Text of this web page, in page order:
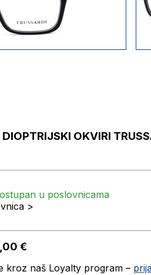
OKVIRI
u poslovnicama
>
€
kroz naš Loyalty program –